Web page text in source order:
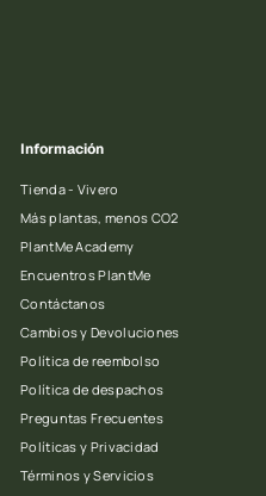
Información
Tienda - Vivero
Más plantas, menos CO2
PlantMe Academy
Encuentros PlantMe
Contáctanos
Cambios y Devoluciones
Política de reembolso
Política de despachos
Preguntas Frecuentes
Políticas y Privacidad
Términos y Servicios